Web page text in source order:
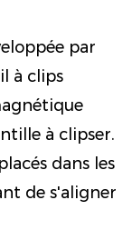
par
à clips
à clipser.
dans les
de s'aligner